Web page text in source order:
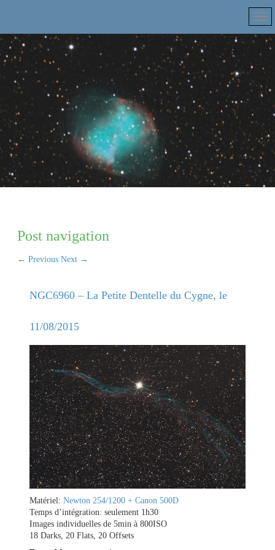
Post navigation
← Previous Next →
NGC6960 – La Petite Dentelle du Cygne, le
11/08/2015
Matériel:Newton 254/1200 + Canon 500D
Temps d’intégration: seulement 1h30
Images individuelles de 5min à 800ISO
18 Darks, 20 Flats, 20 Offsets